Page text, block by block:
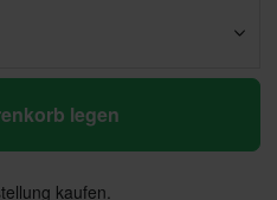
legen
kaufen.